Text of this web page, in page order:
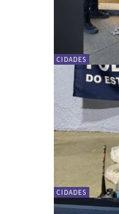
CIDADES
CIDADES